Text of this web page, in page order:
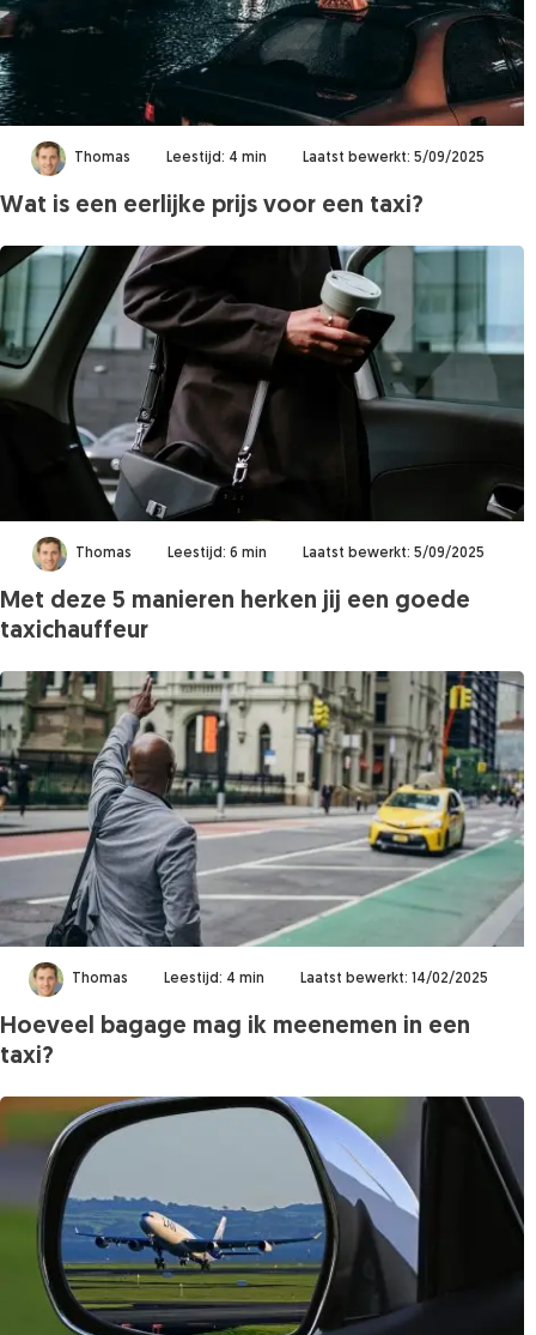
Thomas Leestijd: 4 min Laatst bewerkt: 5/09/2025
Wat is een eerlijke prijs voor een taxi?
Thomas Leestijd: 6 min Laatst bewerkt: 5/09/2025
Met deze 5 manieren herken jij een goede
taxichauffeur
Thomas Leestijd: 4 min Laatst bewerkt: 14/02/2025
Hoeveel bagage mag ik meenemen in een
taxi?